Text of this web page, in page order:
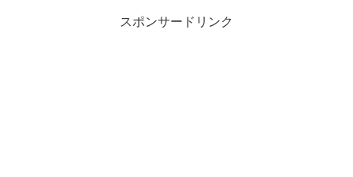
スポンサードリンク